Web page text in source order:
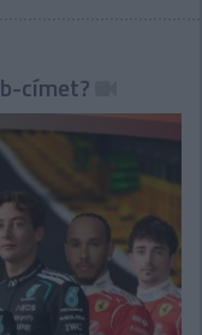
címet?